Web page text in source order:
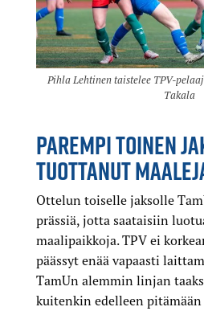
Pihla Lehtinen taistelee TPV-
Takala
PAREMPI TOINEN
TUOTTANUT
Ottelun toiselle jaksolle
prässiä, jotta saataisiin
maalipaikkoja. TPV ei
päässyt enää vapaasti
TamUn alemmin linjan
kuitenkin edelleen pitämään